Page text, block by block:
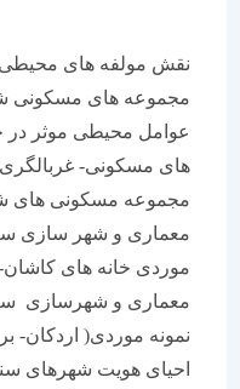
نقش مولفه های محیطی
مجموعه های مسکونی شهر
عوامل محیطی موثر در حس
های مسکونی- غربالگری
مجموعه مسکونی های شهر
معماری و شهر سازی سنتی و
موردی خانه های کاشان-
معماری و شهرسازی سنتی
نمونه موردی( اردکان-
احیای هویت شهرهای سنتی